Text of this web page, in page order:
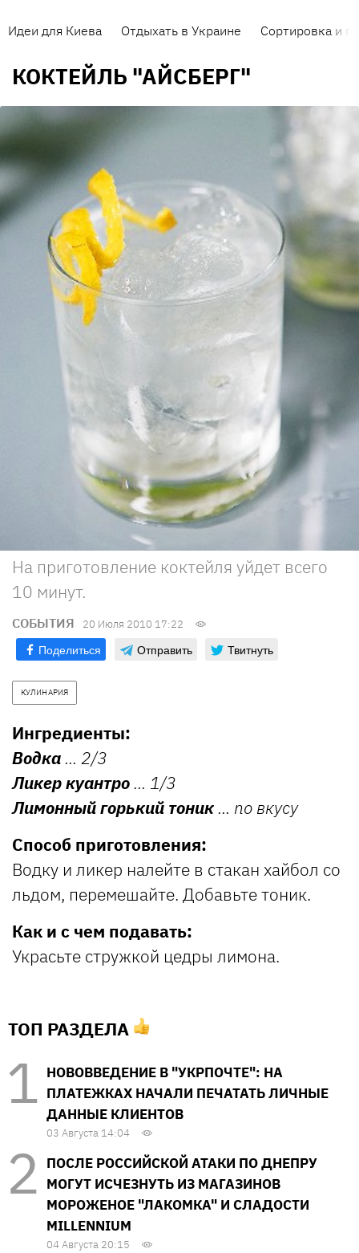
Идеи для Киева Отдыхать в Украине Сортировка и
КОКТЕЙЛЬ "АЙСБЕРГ"
На приготовление коктейля уйдет всего
10 минут.
СОБЫТИЯ 20 Июля 2010 17:22
Поделиться Отправить Твитнуть
КУЛИНАРИЯ
Ингредиенты:
Водка... 2/3
Ликер куантро... 1/3
Лимонный горький тоник... по вкусу
Способ приготовления:
Водку и ликер налейте в стакан хайбол со
льдом, перемешайте. Добавьте тоник.
Как и с чем подавать:
Украсьте стружкой цедры лимона.
ТОП РАЗДЕЛА
НОВОВВЕДЕНИЕ В "УКРПОЧТЕ": НА
ПЛАТЕЖКАХ НАЧАЛИ ПЕЧАТАТЬ ЛИЧНЫЕ
ДАННЫЕ КЛИЕНТОВ
03 Августа 14:04
ПОСЛЕ РОССИЙСКОЙ АТАКИ ПО ДНЕПРУ
МОГУТ ИСЧЕЗНУТЬ ИЗ МАГАЗИНОВ
МОРОЖЕНОЕ "ЛАКОМКА" И СЛАДОСТИ
MILLENNIUM
04 Августа 20:15